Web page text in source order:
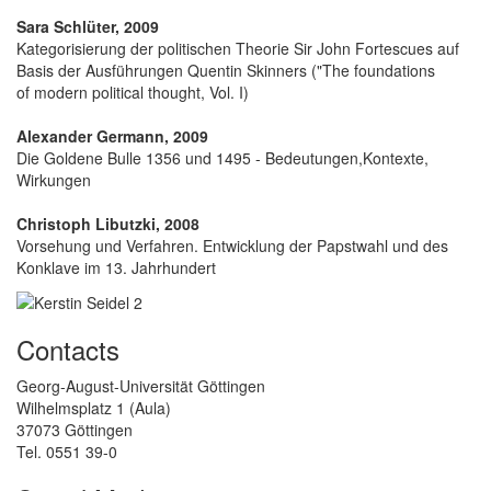
Sara Schlüter, 2009
Kategorisierung der politischen Theorie Sir John Fortescues auf
Basis der Ausführungen Quentin Skinners ("The foundations
of modern political thought, Vol. I)
Alexander Germann, 2009
Die Goldene Bulle 1356 und 1495 - Bedeutungen,Kontexte,
Wirkungen
Christoph Libutzki, 2008
Vorsehung und Verfahren. Entwicklung der Papstwahl und des
Konklave im 13. Jahrhundert
Contacts
Georg-August-Universität Göttingen
Wilhelmsplatz 1 (Aula)
37073 Göttingen
Tel. 0551 39-0